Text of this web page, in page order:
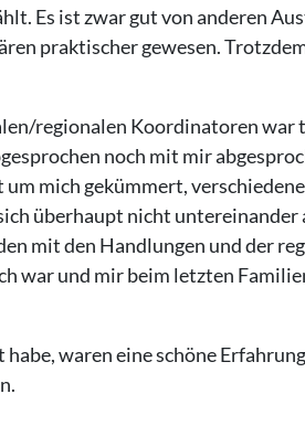
Es ist zwar gut von anderen
praktischer gewesen.
regionalen Koordinatoren war
noch mit mir
um mich gekümmert,
überhaupt nicht
mit den Handlungen und der
war und mir beim letzten
waren eine schöne